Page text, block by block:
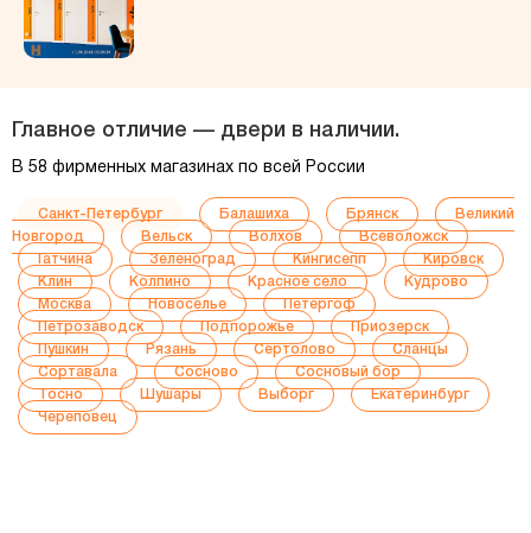
Главное отличие — двери в наличии.
В 58 фирменных магазинах по всей России
Санкт-Петербург Балашиха Брянск
Великий
Новгород
Вельск Волхов
Всеволожск
Гатчина
Зеленоград Кингисепп
Кировск
Клин
Колпино Красное село
Кудрово
Москва
Новоселье
Петергоф
Петрозаводск
Подпорожье
Приозерск
Пушкин
Рязань Сертолово
Сланцы
Сортавала
Сосново
Сосновый бор
Тосно
Шушары Выборг
Екатеринбург
Череповец